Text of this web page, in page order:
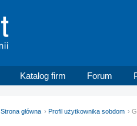
Katalog firm Forum
Strona główna Profil użytkownika sobdom